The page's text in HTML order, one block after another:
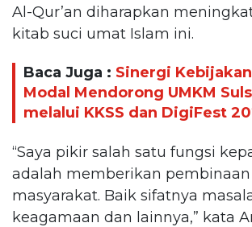
Al-Qur’an diharapkan
kitab suci umat Islam ini.
Baca Juga : Sinergi
Modal Mendorong UMKM
melalui KKSS dan DigiFest
“Saya pikir salah satu fungsi
adalah memberikan
masyarakat. Baik sifatnya
keagamaan dan lainnya,” kata